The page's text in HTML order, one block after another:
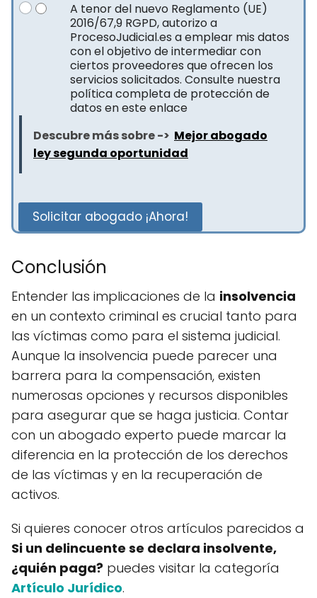
A tenor del nuevo Reglamento (UE)
2016/67,9 RGPD, autorizo a
ProcesoJudicial.es a emplear mis datos
con el objetivo de intermediar con
ciertos proveedores que ofrecen los
servicios solicitados. Consulte nuestra
política completa de protección de
datos en este enlace
Descubre más sobre -> Mejor abogado
ley segunda oportunidad
Solicitar abogado ¡Ahora!
Conclusión
Entender las implicaciones de la insolvencia
en un contexto criminal es crucial tanto para
las víctimas como para el sistema judicial.
Aunque la insolvencia puede parecer una
barrera para la compensación, existen
numerosas opciones y recursos disponibles
para asegurar que se haga justicia. Contar
con un abogado experto puede marcar la
diferencia en la protección de los derechos
de las víctimas y en la recuperación de
activos.
Si quieres conocer otros artículos parecidos a
Si un delincuente se declara insolvente,
¿quién paga? puedes visitar la categoría
Artículo Jurídico.